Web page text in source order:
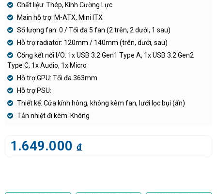
Chất liệu: Thép, Kính Cường Lực
Main hỗ trợ: M-ATX, Mini ITX
Số lượng fan: 0 / Tối đa 5 fan (2 trên, 2 dưới, 1 sau)
Hỗ trợ radiator: 120mm / 140mm (trên, dưới, sau)
Cổng kết nối I/O: 1x USB 3.2 Gen1 Type A, 1x USB 3.2 Gen2
Type C, 1x Audio, 1x Micro
Hỗ trợ GPU: Tối đa 363mm
Hỗ trợ PSU:
Thiết kế: Cửa kính hông, không kèm fan, lưới lọc bụi (ẩn)
Tản nhiệt đi kèm: Không
1.649.000 đ